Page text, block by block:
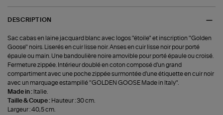
DESCRIPTION
Sac cabas en laine jacquard blanc avec logos "étoile" et inscription "Golden
Goose" noirs. Liserés en cuir lisse noir. Anses en cuir lisse noir pour porté
épaule ou main. Une bandoulière noire amovible pour porté épaule ou croisé.
Fermeture zippée. Intérieur doublé en coton composé d'un grand
compartiment avec une poche zippée surmontée d'une étiquette en cuir noir
avec un marquage estampillé "GOLDEN GOOSE Made in Italy".
Made in : Italie.
Taille & Coupe : Hauteur : 30 cm.
Largeur : 40,5 cm.